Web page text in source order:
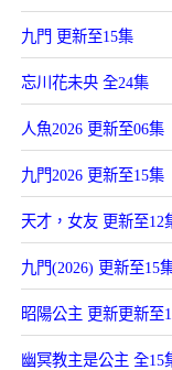
九門 更新至15集
忘川花未央 全24集
人魚2026 更新至06集
九門2026 更新至15集
天才，女友 更新至12
九門(2026) 更新至15
昭陽公主 更新更新至
幽冥教主是公主 全15